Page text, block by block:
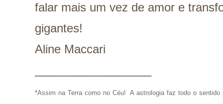
falar mais um vez de amor e
gigantes!
Aline Maccari
*Assim na Terra como no Céu! A astrologia faz todo o